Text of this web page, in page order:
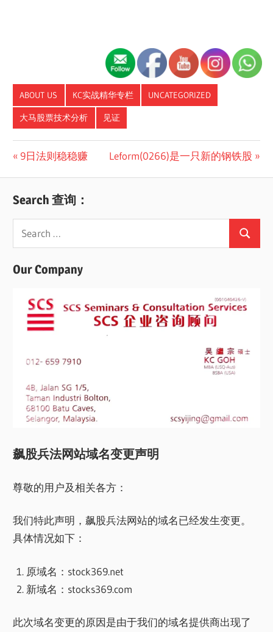
ABOUT US KC实战精华专栏 UNCATEGORIZED
大马股票技术分析 见证
Post
navigation
Previous
9日法则稳稳赚
Next
Leform(0266)是一只新的钢铁股
Search 查询：
Search
for:
Search
Our Company
飙股兵法网站域名变更声明
尊敬的用户及相关各方：
我们特此声明，飙股兵法网站的域名已经发生变更。
具体情况如下：
原域名：stock369.net
新域名：stocks369.com
此次域名变更的原因是由于我们的域名提供商出现了